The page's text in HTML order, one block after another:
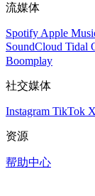
流媒体
Spotify Apple
SoundCloud Tidal
Boomplay
社交媒体
Instagram TikTok
资源
帮助中心